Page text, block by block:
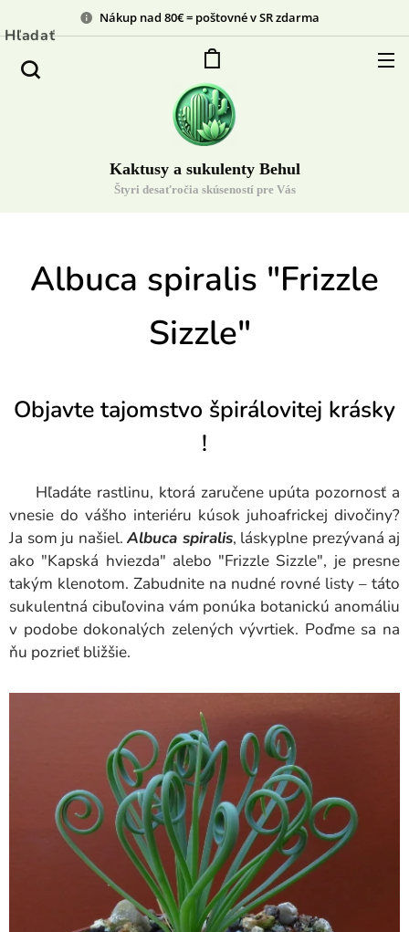
Nákup nad 80€ = poštovné v SR zdarma
Kaktusy a sukulenty Behul
Štyri desaťročia skúseností pre Vás
Hľadať
Albuca spiralis "Frizzle
Sizzle"
Objavte tajomstvo špirálovitej krásky
!
Hľadáte rastlinu, ktorá zaručene upúta pozornosť a
vnesie do vášho interiéru kúsok juhoafrickej divočiny?
Ja som ju našiel. Albuca spiralis, láskyplne prezývaná aj
ako "Kapská hviezda" alebo "Frizzle Sizzle", je presne
takým klenotom. Zabudnite na nudné rovné listy – táto
sukulentná cibuľovina vám ponúka botanickú anomáliu
v podobe dokonalých zelených vývrtiek. Poďme sa na
ňu pozrieť bližšie.